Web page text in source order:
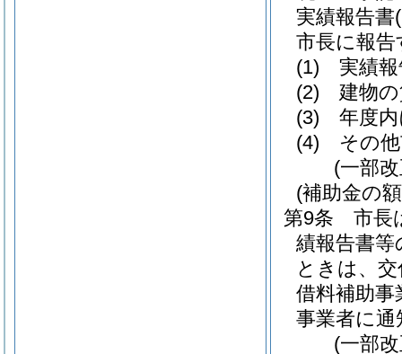
実績報告書
市長に報
(1)
実績
(2)
建物
(3)
年度
(4)
その
(一部
(補助金の
第9条
市長
績報告書
ときは、
借料補助事
事業者に
(一部